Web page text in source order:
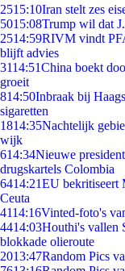
2515:10Iran stelt zes
5015:08Trump wil dat
2514:59RIVM vindt
blijft advies
3114:51China boekt
groeit
814:50Inbraak bij
sigaretten
1814:35Nachtelijk
wijk
614:34Nieuwe
drugskartels Colombia
6414:21EU bekritiseert
Ceuta
4114:16Vinted-foto's
4414:03Houthi's vallen
blokkade olieroute
2013:47Random Pics